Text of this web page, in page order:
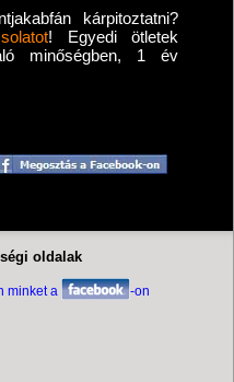
kárpitoztatni?
! Egyedi ötletek
minőségben, 1 év
oldalak
minket a -on